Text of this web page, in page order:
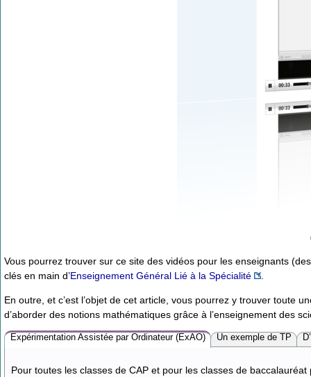
Vous pourrez trouver sur ce site des vidéos pour les enseignants
clés en main d’Enseignement Général Lié à la Spécialité
En outre, et c’est l’objet de cet article, vous pourrez y trouver toute
d’aborder des notions mathématiques grâce à l’enseignement des
Expérimentation Assistée par Ordinateur (ExAO) Un exemple de TP
Pour toutes les classes de CAP et pour les classes de